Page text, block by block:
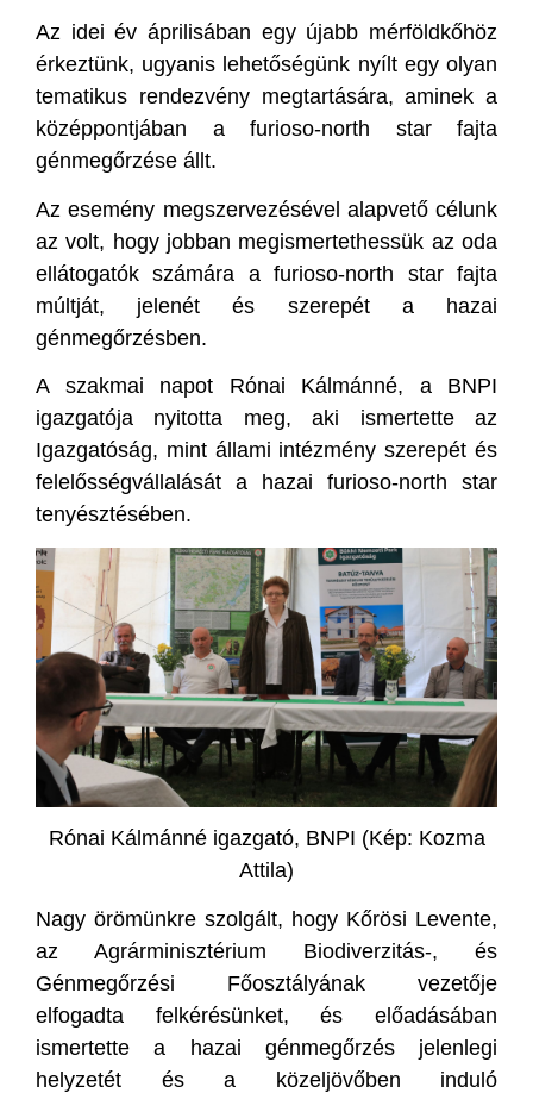
Az idei év áprilisában egy újabb mérföldkőhöz
érkeztünk, ugyanis lehetőségünk nyílt egy olyan
tematikus rendezvény megtartására, aminek a
középpontjában a furioso-north star fajta
génmegőrzése állt.
Az esemény megszervezésével alapvető célunk
az volt, hogy jobban megismertethessük az oda
ellátogatók számára a furioso-north star fajta
múltját, jelenét és szerepét a hazai
génmegőrzésben.
A szakmai napot Rónai Kálmánné, a BNPI
igazgatója nyitotta meg, aki ismertette az
Igazgatóság, mint állami intézmény szerepét és
felelősségvállalását a hazai furioso-north star
tenyésztésében.
Rónai Kálmánné igazgató, BNPI (Kép: Kozma
Attila)
Nagy örömünkre szolgált, hogy Kőrösi Levente,
az Agrárminisztérium Biodiverzitás-, és
Génmegőrzési Főosztályának vezetője
elfogadta felkérésünket, és előadásában
ismertette a hazai génmegőrzés jelenlegi
helyzetét és a közeljövőben induló